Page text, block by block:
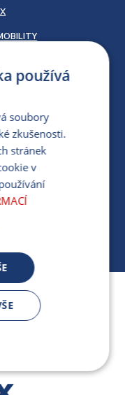
členem Asociace
energií.
používá
soubory
zkušenosti.
stránek
v